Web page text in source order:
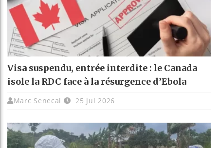
Visa suspendu, entrée interdite : le Canada
isole la RDC face à la résurgence d’Ebola
Marc Senecal 25 Jul 2026